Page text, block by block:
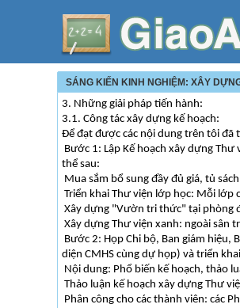
SÁNG KIẾN KINH NGHIỆM: XÂY
3. Những giải pháp tiến hành:
3.1. Công tác xây dựng kế hoạch:
Để đạt được các nội dung trên tôi đã
Bước 1: Lập Kế hoạch xây dựng
thể sau:
Mua sắm bổ sung đầy đủ giá, tủ
Triển khai Thư viện lớp học: Mỗi lớp
Xây dựng "Vườn tri thức" tại phòng
Xây dựng Thư viện xanh: ngoài sân
Bước 2: Họp Chi bộ, Ban giám hiệu,
diện CMHS cùng dự họp) và triển
Nội dung: Phổ biến kế hoạch, thảo
Thảo luận kế hoạch xây dựng Thư
Phân công cho các thành viên: các